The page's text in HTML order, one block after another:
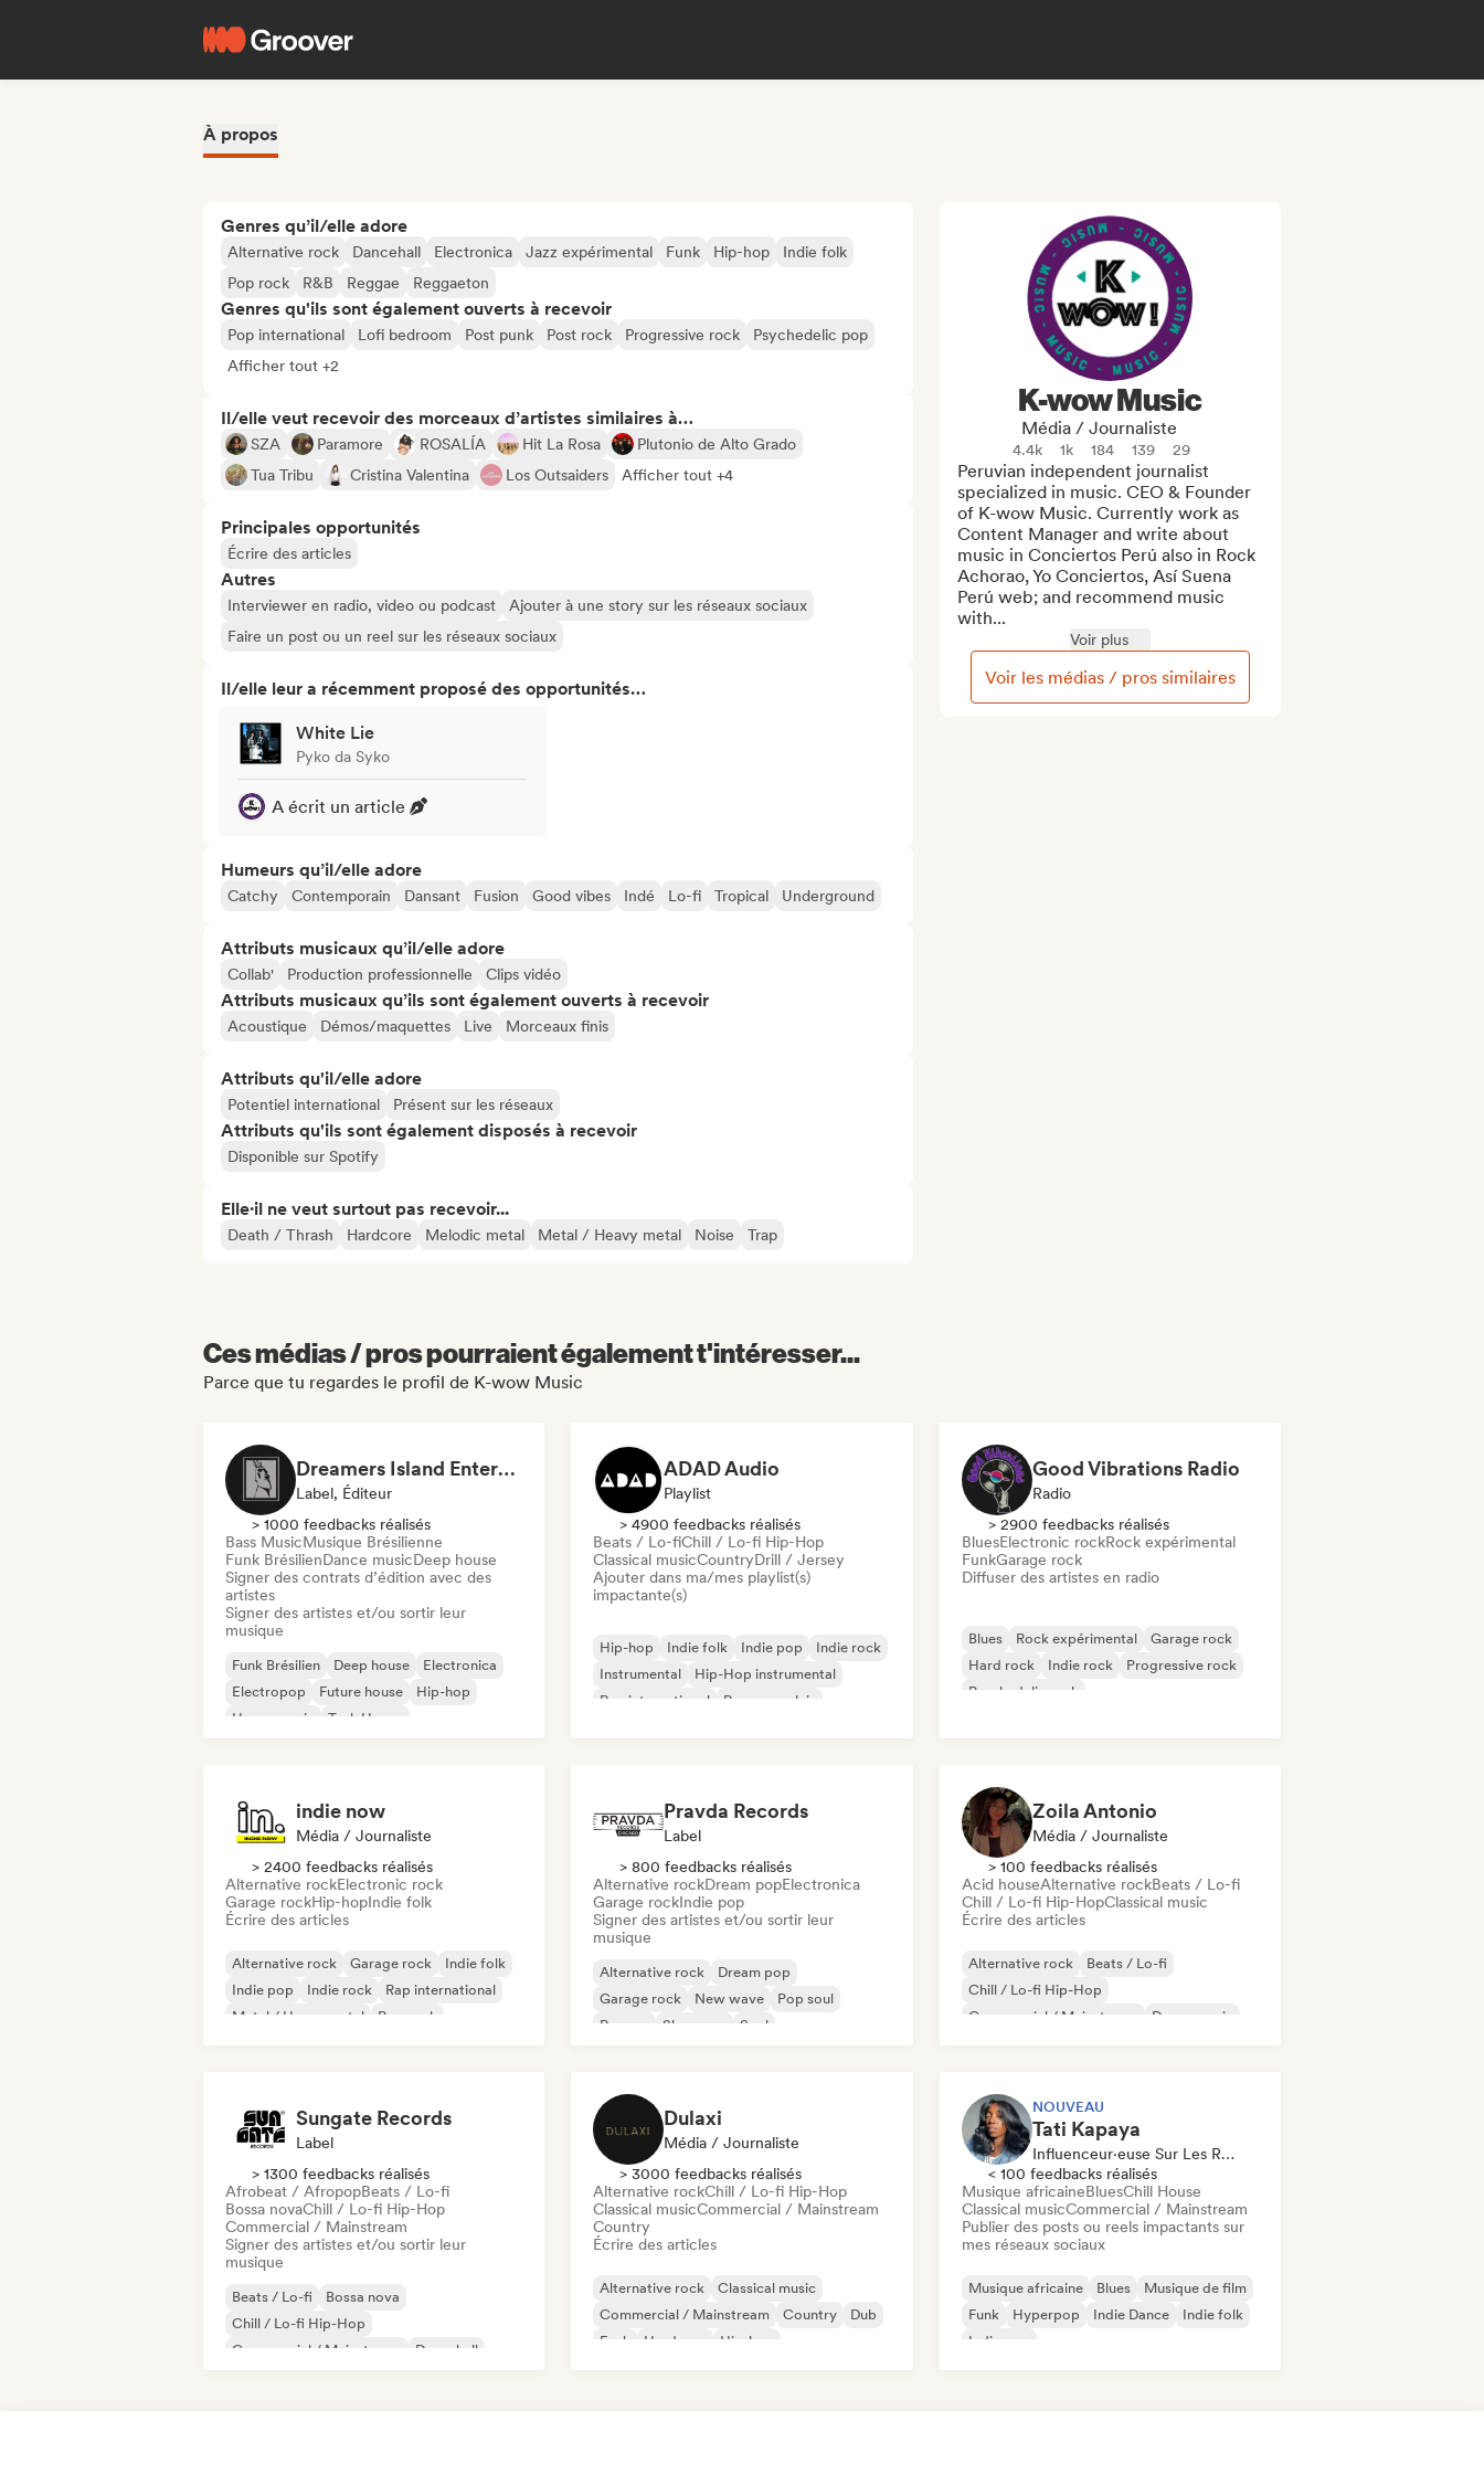
À propos
Genres qu’il/elle adore
Alternative rock Dancehall Electronica Jazz expérimental Funk Hip-hop
Indie folk
Pop rock
R&B Reggae Reggaeton
Genres qu'ils sont également ouverts à recevoir
Pop international Lofi bedroom Post punk Post rock Progressive rock
Psychedelic pop
Afficher tout +2
Il/elle veut recevoir des morceaux d’artistes similaires à…
SZA Paramore ROSALÍA Hit La Rosa
Plutonio de Alto Grado
Tua Tribu
Cristina Valentina Los Outsaiders Afficher tout +4
Principales opportunités
Écrire des articles
Autres
Interviewer en radio, video ou podcast
Ajouter à une story sur les réseaux sociaux
Faire un post ou un reel sur les réseaux sociaux
Il/elle leur a récemment proposé des opportunités…
White Lie
Pyko da Syko
A écrit un article
Humeurs qu’il/elle adore
Catchy Contemporain Dansant Fusion Good vibes Indé Lo-fi Tropical Underground
Attributs musicaux qu’il/elle adore
Collab' Production professionnelle Clips vidéo
Attributs musicaux qu’ils sont également ouverts à recevoir
Acoustique Démos/maquettes Live Morceaux finis
Attributs qu'il/elle adore
Potentiel international Présent sur les réseaux
Attributs qu'ils sont également disposés à recevoir
Disponible sur Spotify
Elle·il ne veut surtout pas recevoir...
Death / Thrash Hardcore Melodic metal Metal / Heavy metal Noise Trap
K-wow Music
Média / Journaliste
4.4k 1k 184 139 29
Peruvian independent journalist
specialized in music. CEO & Founder
of K-wow Music. Currently work as
Content Manager and write about
music in Conciertos Perú also in Rock
Achorao, Yo Conciertos, Así Suena
Perú web; and recommend music
with...
Voir plus
Voir les médias / pros similaires
Ces médias / pros pourraient également t'intéresser...
Parce que tu regardes le profil de K-wow Music
Dreamers Island Entertainment
Label, Éditeur
> 1000 feedbacks réalisés
Bass MusicMusique Brésilienne
Funk BrésilienDance musicDeep house
Signer des contrats d’édition avec des
artistes
Signer des artistes et/ou sortir leur
musique
Funk Brésilien Deep house
Electronica
Electropop
Future house
Hip-hop
House music
Tech House
ADAD Audio
Playlist
> 4900 feedbacks réalisés
Beats / Lo-fiChill / Lo-fi Hip-Hop
Classical musicCountryDrill / Jersey
Ajouter dans ma/mes playlist(s)
impactante(s)
Hip-hop Indie folk Indie pop
Indie rock
Instrumental
Hip-Hop instrumental
Rap international
Rap en anglais
Good Vibrations Radio
Radio
> 2900 feedbacks réalisés
BluesElectronic rockRock expérimental
FunkGarage rock
Diffuser des artistes en radio
Blues Rock expérimental
Garage rock
Hard rock
Indie rock
Progressive rock
Psychedelic rock
indie now
Média / Journaliste
> 2400 feedbacks réalisés
Alternative rockElectronic rock
Garage rockHip-hopIndie folk
Écrire des articles
Alternative rock Garage rock
Indie folk
Indie pop
Indie rock
Rap international
Metal / Heavy metal
Pop rock
Pravda Records
Label
> 800 feedbacks réalisés
Alternative rockDream popElectronica
Garage rockIndie pop
Signer des artistes et/ou sortir leur
musique
Alternative rock
Dream pop
Garage rock
New wave
Pop soul
Reggae
Shoegaze Soul
Zoila Antonio
Média / Journaliste
> 100 feedbacks réalisés
Acid houseAlternative rockBeats / Lo-fi
Chill / Lo-fi Hip-HopClassical music
Écrire des articles
Alternative rock
Beats / Lo-fi
Chill / Lo-fi Hip-Hop
Commercial / Mainstream
Dance music
Sungate Records
Label
> 1300 feedbacks réalisés
Afrobeat / AfropopBeats / Lo-fi
Bossa novaChill / Lo-fi Hip-Hop
Commercial / Mainstream
Signer des artistes et/ou sortir leur
musique
Beats / Lo-fi
Bossa nova
Chill / Lo-fi Hip-Hop
Commercial / Mainstream
Dancehall
Dulaxi
Média / Journaliste
> 3000 feedbacks réalisés
Alternative rockChill / Lo-fi Hip-Hop
Classical musicCommercial / Mainstream
Country
Écrire des articles
Alternative rock
Classical music
Commercial / Mainstream
Country
Dub
Funk
Hardcore Hip-hop
NOUVEAU
Tati Kapaya
Influenceur·euse Sur Les Réseaux Sociaux
< 100 feedbacks réalisés
Musique africaineBluesChill House
Classical musicCommercial / Mainstream
Publier des posts ou reels impactants sur
mes réseaux sociaux
Musique africaine Blues
Musique de film
Funk
Hyperpop Indie Dance
Indie folk
Indie pop